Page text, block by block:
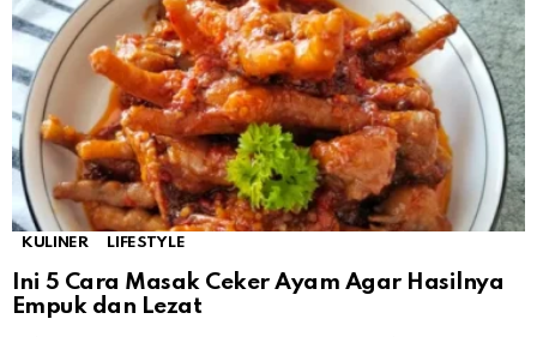
KULINER LIFESTYLE
Ini 5 Cara Masak Ceker Ayam Agar Hasilnya
Empuk dan Lezat